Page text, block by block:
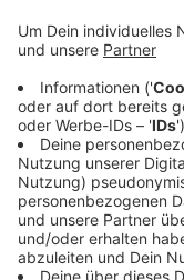
Anzeige
Auch von der
gemeldet. Hier
10 am Abend
einem Auto
Mann ansprach,
in Richtung